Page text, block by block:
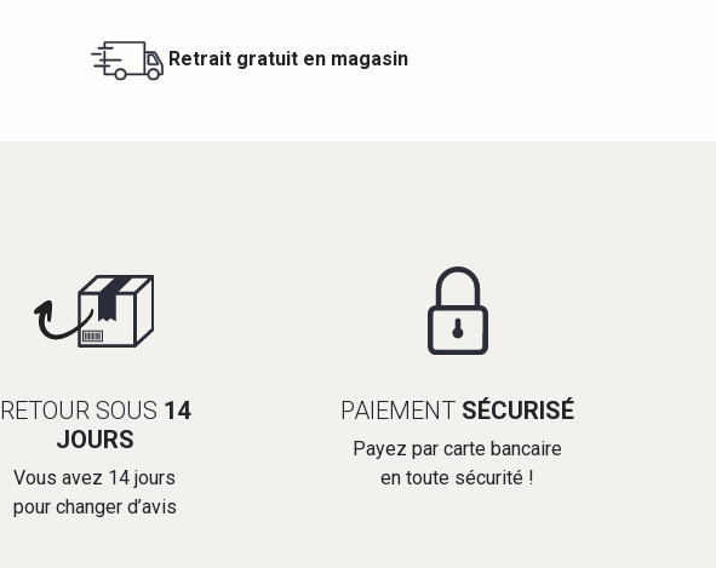
Retrait gratuit en magasin
RETOUR SOUS 14
JOURS
Vous avez 14 jours
pour changer d’avis
PAIEMENT SÉCURISÉ
Payez par carte bancaire
en toute sécurité !